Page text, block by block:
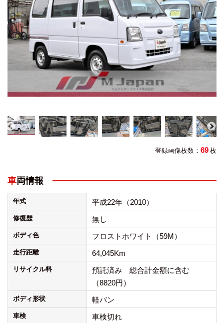
登録画像枚数： 69 枚
車両情報
年式 平成22年（2010）
修復歴 無し
ボディ色 フロストホワイト（59M）
走行距離 64,045Km
リサイクル料
預託済み 総合計金額に含む
（8820円）
ボディ形状 軽バン
車検 車検切れ